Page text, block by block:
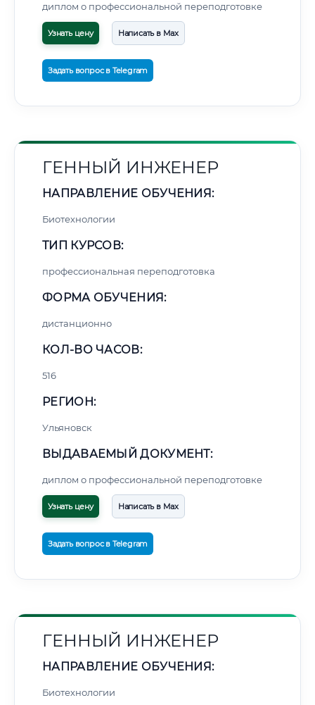
диплом о профессиональной переподготовке
Узнать цену Написать в Max
Задать вопрос в Telegram
ГЕННЫЙ ИНЖЕНЕР
НАПРАВЛЕНИЕ ОБУЧЕНИЯ:
Биотехнологии
ТИП КУРСОВ:
профессиональная переподготовка
ФОРМА ОБУЧЕНИЯ:
дистанционно
КОЛ-ВО ЧАСОВ:
516
РЕГИОН:
Ульяновск
ВЫДАВАЕМЫЙ ДОКУМЕНТ:
диплом о профессиональной переподготовке
Узнать цену Написать в Max
Задать вопрос в Telegram
ГЕННЫЙ ИНЖЕНЕР
НАПРАВЛЕНИЕ ОБУЧЕНИЯ:
Биотехнологии